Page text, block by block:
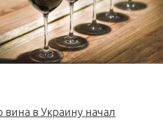
вина в Украину начал